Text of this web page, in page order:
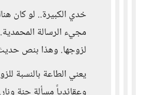
خدي الكبيرة.. لو كان
مجيء الرسالة
لزوجها. وهذا بنص
يعني الطاعة بالنسبة